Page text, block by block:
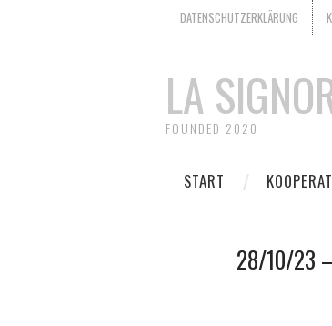
DATENSCHUTZERKLÄRUNG
LA
FOUNDED 2020
START
28/10/23 –